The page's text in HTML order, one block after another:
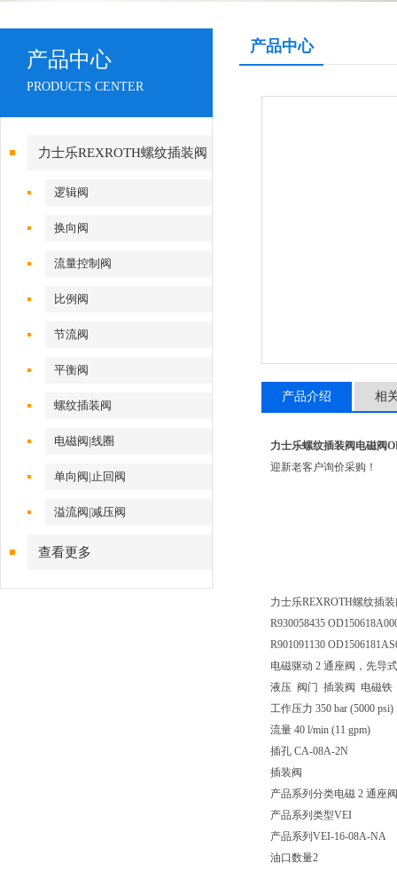
产品中心
PRODUCTS CENTER
力士乐REXROTH螺纹插装阀
逻辑阀
换向阀
流量控制阀
比例阀
节流阀
平衡阀
螺纹插装阀
电磁阀|线圈
单向阀|止回阀
溢流阀|减压阀
查看更多
产品中心
产品介绍 相
力士乐螺纹插装阀电磁阀
迎新老客户询价采购！
力士乐REXROTH螺纹插
R930058435
R901091130
电磁驱动 2 通座阀，先导式
液压 阀门 插装阀 电磁铁
工作压力 350 bar (5000 psi)
流量 40 l/min (11 gpm)
插孔 CA-08A-2N
插装阀
产品系列分类电磁 2 通座
产品系列类型VEI
产品系列 VEI-16-08A-NA
油口数量2